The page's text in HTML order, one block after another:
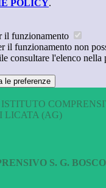
POLICY.
il funzionamento
il funzionamento non
consultare l'elenco nella
le preferenze
ISTITUTO
LICATA (AG)
S. G.